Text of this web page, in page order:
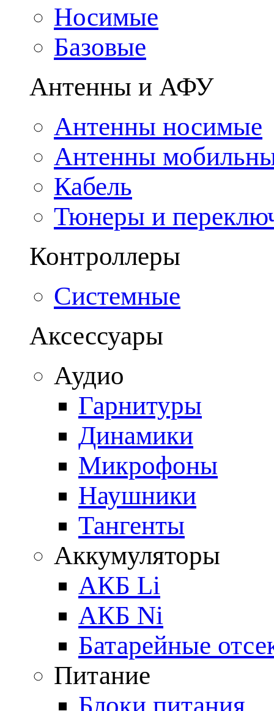
Носимые
Базовые
Антенны и АФУ
Антенны носимые
Антенны
Кабель
Тюнеры и
Контроллеры
Системные
Аксессуары
Аудио
Гарнитуры
Динамики
Микрофоны
Наушники
Тангенты
Аккумуляторы
АКБ Li
АКБ Ni
Батарейные
Питание
Блоки питания